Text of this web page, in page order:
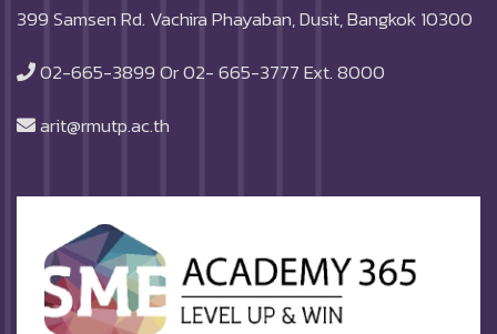
399 Samsen Rd. Vachira Phayaban, Dusit, Bangkok 10300
02-665-3899 Or 02- 665-3777 Ext. 8000
arit@rmutp.ac.th